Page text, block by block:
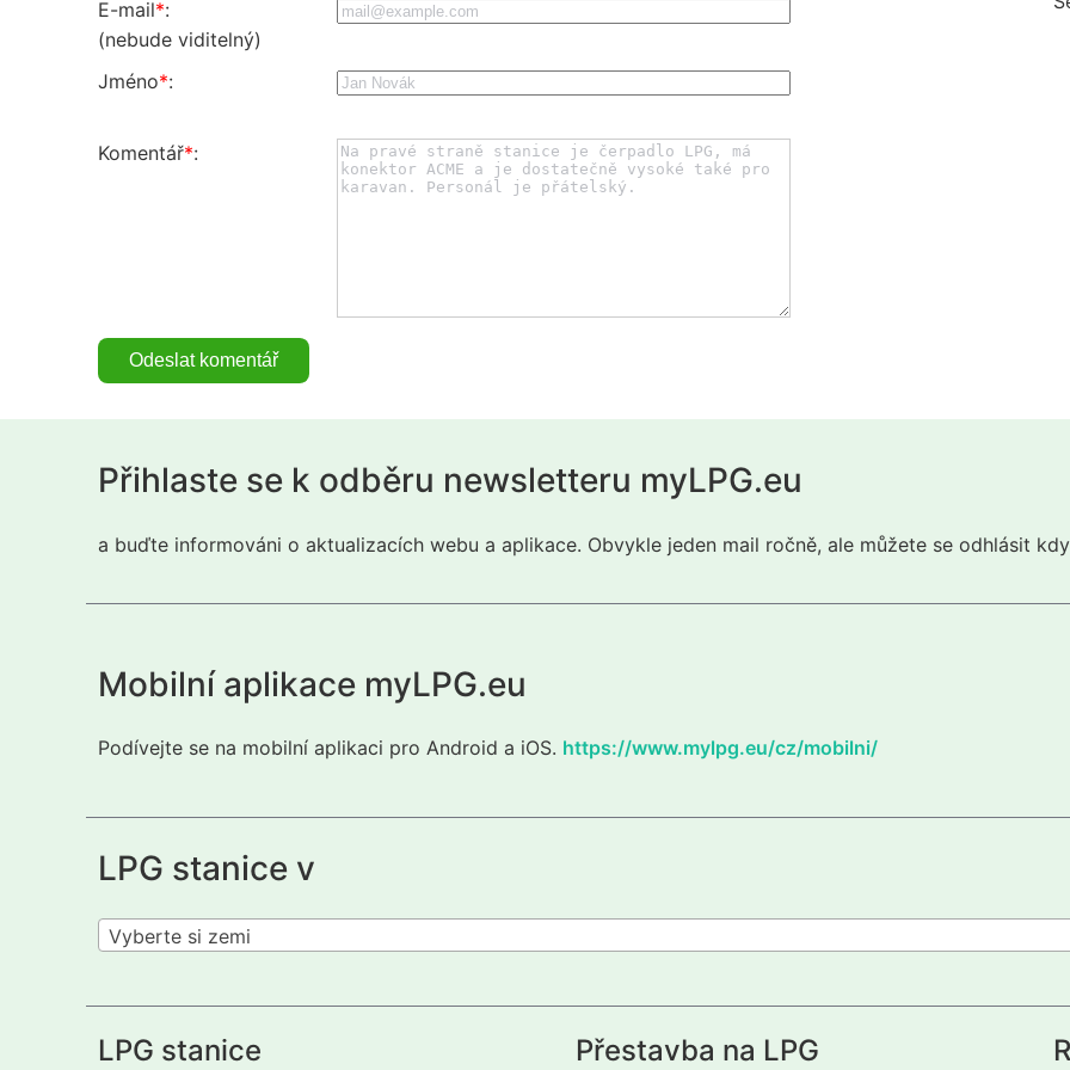
E-mail*:
(nebude viditelný)
Jméno*:
Komentář*:
Přihlaste se k odběru newsletteru myLPG.eu
a buďte informováni o aktualizacích webu a aplikace. Obvykle jeden mail ročně, ale můžete se odhlásit
Mobilní aplikace myLPG.eu
Podívejte se na mobilní aplikaci pro Android a iOS. https://www.mylpg.eu/cz/mobilni/
LPG stanice v
Vyberte si zemi
LPG stanice Přestavba na LPG